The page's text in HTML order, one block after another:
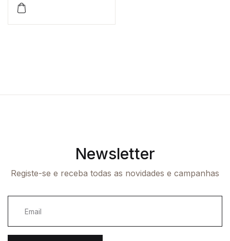
Newsletter
Registe-se e receba todas as novidades e campanhas